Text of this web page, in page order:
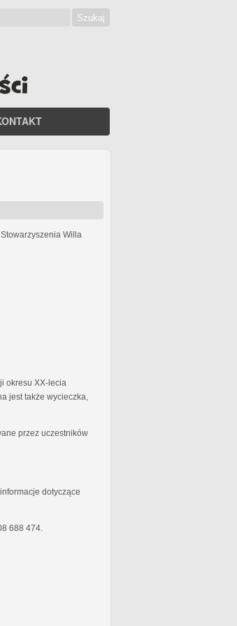
Willa
okresu XX-lecia
jest także wycieczka,
przez uczestników
dotyczące
688 474.